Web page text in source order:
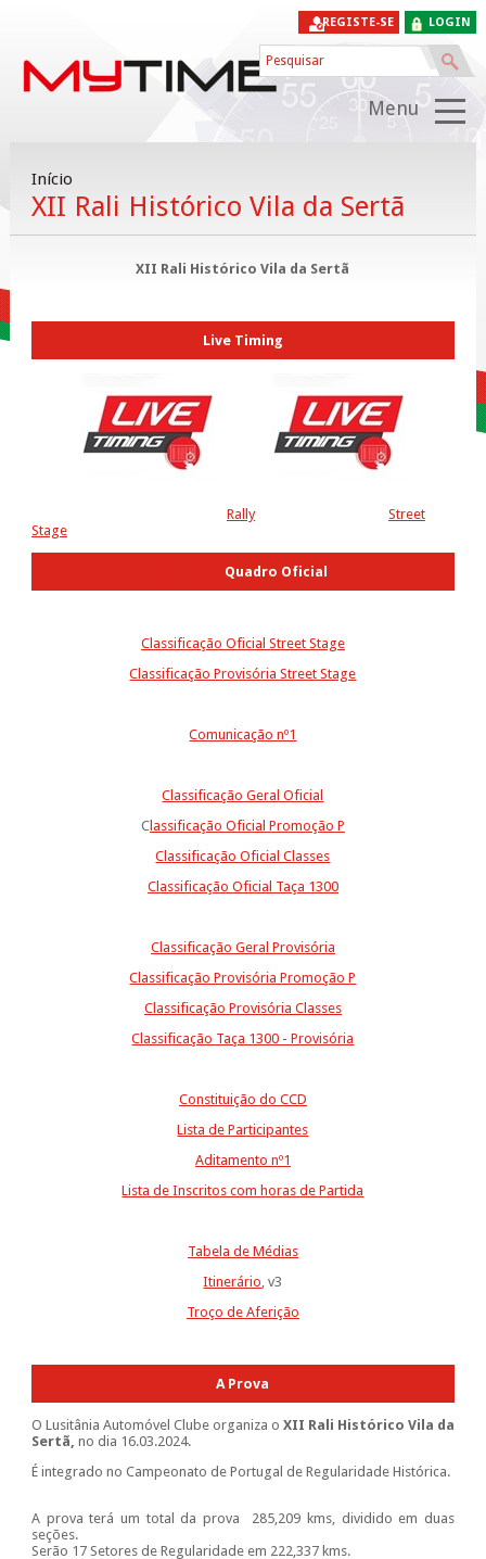
LOGIN
REGISTE-SE
Menu
Início
XII Rali Histórico Vila da Sertã
XII Rali Histórico Vila da Sertã
Live Timing
Rally
Street
Stage
Quadro Oficial
Classificação Oficial Street Stage
Classificação Provisória Street Stage
Comunicação nº1
Classificação Geral Oficial
Classificação Oficial Promoção P
Classificação Oficial Classes
Classificação Oficial Taça 1300
Classificação Geral Provisória
Classificação Provisória Promoção P
Classificação Provisória Classes
Classificação Taça 1300 - Provisória
Constituição do CCD
Lista de Participantes
Aditamento nº1
Lista de Inscritos com horas de Partida
Tabela de Médias
Itinerário, v3
Troço de Aferição
A Prova
O Lusitânia Automóvel Clube organiza o XII Rali Histórico Vila da
Sertã, no dia 16.03.2024.
É integrado no Campeonato de Portugal de Regularidade Histórica.
A prova terá um total da prova 285,209 kms, dividido em duas
seções.
Serão 17 Setores de Regularidade em 222,337 kms.